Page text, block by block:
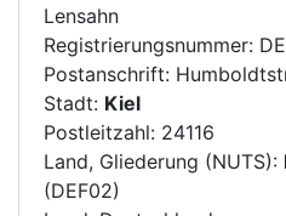
Lensahn
Registrierungsnummer:
Postanschrift:
Stadt: Kiel
Postleitzahl: 24116
Land, Gliederung (NUTS):
(DEF02)